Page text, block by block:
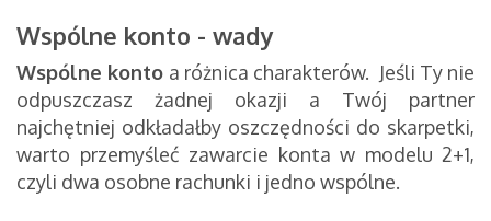
Wspólne konto - wady
Wspólne konto a różnica charakterów. Jeśli Ty nie
odpuszczasz żadnej okazji a Twój partner
najchętniej odkładałby oszczędności do skarpetki,
warto przemyśleć zawarcie konta w modelu 2+1,
czyli dwa osobne rachunki i jedno wspólne.